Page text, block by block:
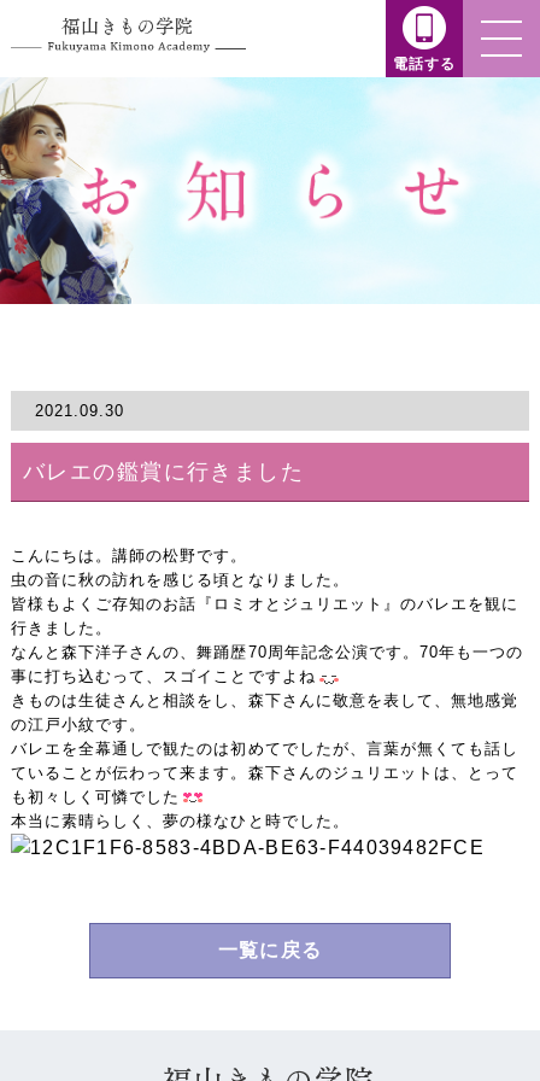
電話する
2021.09.30
バレエの鑑賞に行きました
こんにちは。講師の松野です。
虫の音に秋の訪れを感じる頃となりました。
皆様もよくご存知のお話『ロミオとジュリエット』のバレエを観に
行きました。
なんと森下洋子さんの、舞踊歴70周年記念公演です。70年も一つの
事に打ち込むって、スゴイことですよね
きものは生徒さんと相談をし、森下さんに敬意を表して、無地感覚
の江戸小紋です。
バレエを全幕通しで観たのは初めてでしたが、言葉が無くても話し
ていることが伝わって来ます。森下さんのジュリエットは、とって
も初々しく可憐でした
本当に素晴らしく、夢の様なひと時でした。
一覧に戻る